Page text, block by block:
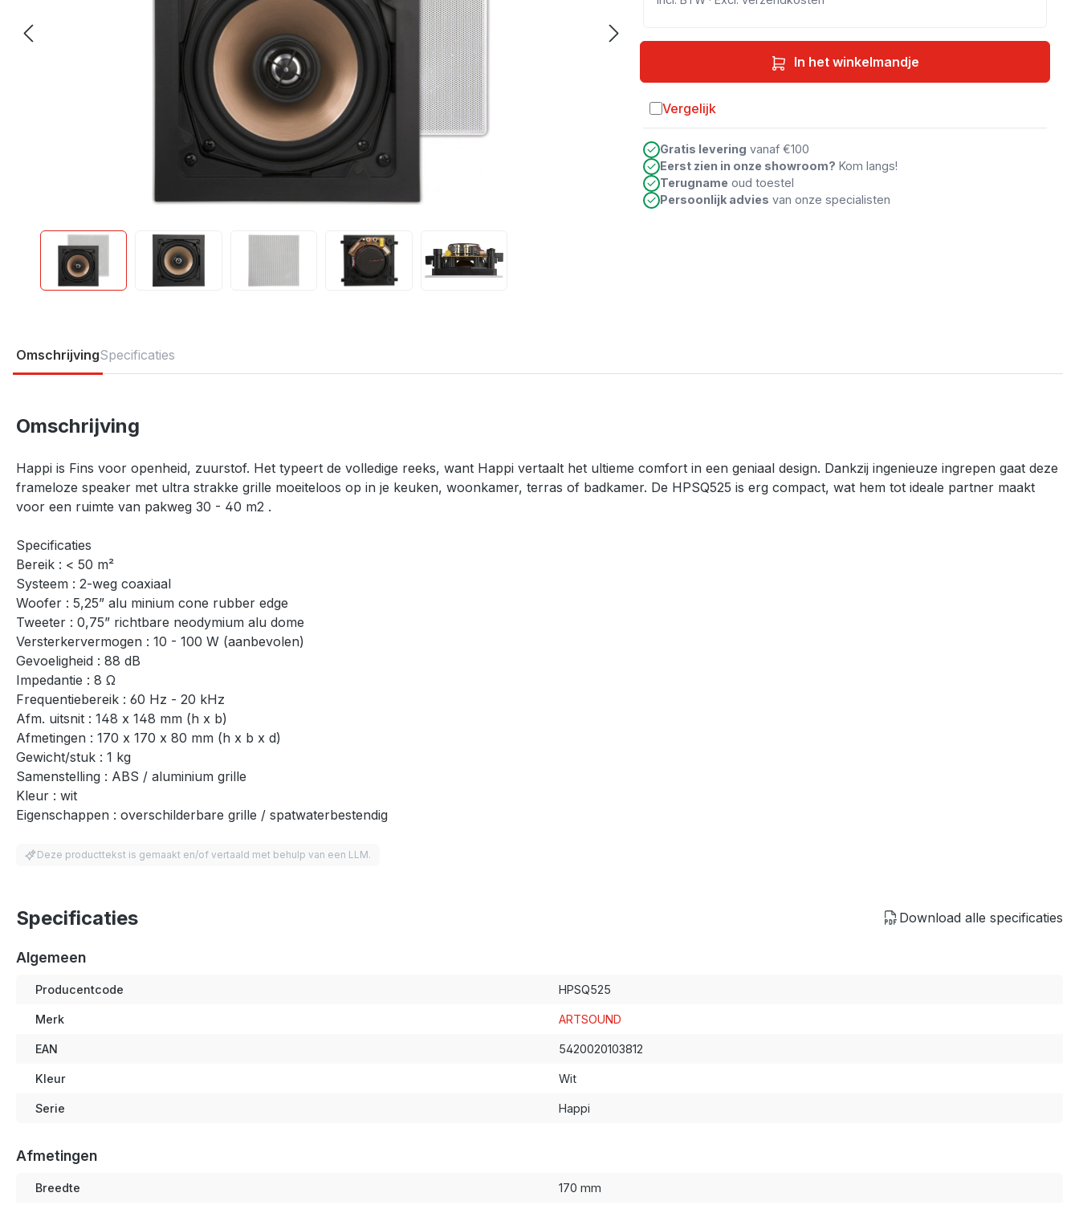
In het winkelmandje
Vergelijk
Toevoegen aan vergelijking
Gratis levering vanaf €100
Eerst zien in onze showroom? Kom langs!
Terugname oud toestel
Persoonlijk advies van onze specialisten
OmschrijvingSpecificaties
Omschrijving
Happi is Fins voor openheid, zuurstof. Het typeert de volledige reeks, want Happi vertaalt het ultieme comfort in een geniaal design. Dankzij ingenieuze ingrepen gaat deze
frameloze speaker met ultra strakke grille moeiteloos op in je keuken, woonkamer, terras of badkamer. De HPSQ525 is erg compact, wat hem tot ideale partner maakt
voor een ruimte van pakweg 30 - 40 m2 .
Specificaties
Bereik : < 50 m²
Systeem : 2-weg coaxiaal
Woofer : 5,25” alu minium cone rubber edge
Tweeter : 0,75” richtbare neodymium alu dome
Versterkervermogen : 10 - 100 W (aanbevolen)
Gevoeligheid : 88 dB
Impedantie : 8 Ω
Frequentiebereik : 60 Hz - 20 kHz
Afm. uitsnit : 148 x 148 mm (h x b)
Afmetingen : 170 x 170 x 80 mm (h x b x d)
Gewicht/stuk : 1 kg
Samenstelling : ABS / aluminium grille
Kleur : wit
Eigenschappen : overschilderbare grille / spatwaterbestendig
Deze producttekst is gemaakt en/of vertaald met behulp van een LLM.
Specificaties Download alle specificaties
Algemeen
Producentcode HPSQ525
Merk ARTSOUND
EAN 5420020103812
Kleur Wit
Serie Happi
Afmetingen
Breedte 170 mm